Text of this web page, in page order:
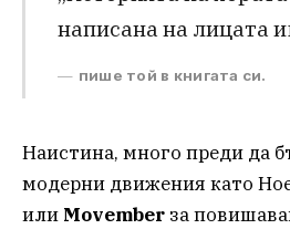
написана на лицата
пише той в книгата си.
Наистина, много преди да
модерни движения като
или Movember за